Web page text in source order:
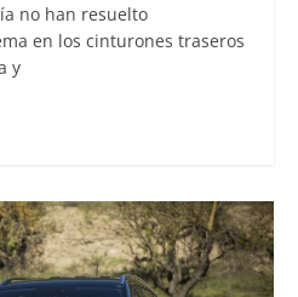
no han resuelto
en los cinturones traseros
y